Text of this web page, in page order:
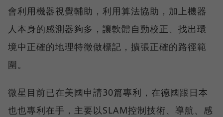
會利用機器視覺輔助，利用算法協助，加上機器
人本身的感測器夠多，讓軟體自動校正、找出環
境中正確的地理特徵做標記，擴張正確的路徑範
圍。
微星目前已在美國申請30篇專利，在德國跟日本
也也專利在手，主要以SLAM控制技術、導航、感